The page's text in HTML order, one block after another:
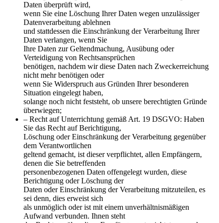
Daten überprüft wird,
wenn Sie eine Löschung Ihrer Daten wegen unzulässiger
Datenverarbeitung ablehnen
und stattdessen die Einschränkung der Verarbeitung Ihrer
Daten verlangen, wenn Sie
Ihre Daten zur Geltendmachung, Ausübung oder
Verteidigung von Rechtsansprüchen
benötigen, nachdem wir diese Daten nach Zweckerreichung
nicht mehr benötigen oder
wenn Sie Widerspruch aus Gründen Ihrer besonderen
Situation eingelegt haben,
solange noch nicht feststeht, ob unsere berechtigten Gründe
überwiegen;
– Recht auf Unterrichtung gemäß Art. 19 DSGVO: Haben
Sie das Recht auf Berichtigung,
Löschung oder Einschränkung der Verarbeitung gegenüber
dem Verantwortlichen
geltend gemacht, ist dieser verpflichtet, allen Empfängern,
denen die Sie betreffenden
personenbezogenen Daten offengelegt wurden, diese
Berichtigung oder Löschung der
Daten oder Einschränkung der Verarbeitung mitzuteilen, es
sei denn, dies erweist sich
als unmöglich oder ist mit einem unverhältnismäßigen
Aufwand verbunden. Ihnen steht